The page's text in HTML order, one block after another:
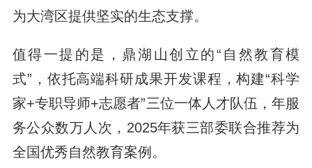
为大湾区提供坚实的生态支撑。
值得一提的是，鼎湖山创立的“自然教育模
式”，依托高端科研成果开发课程，构建“科学
家+专职导师+志愿者”三位一体人才队伍，年服
务公众数万人次，2025年获三部委联合推荐为
全国优秀自然教育案例。